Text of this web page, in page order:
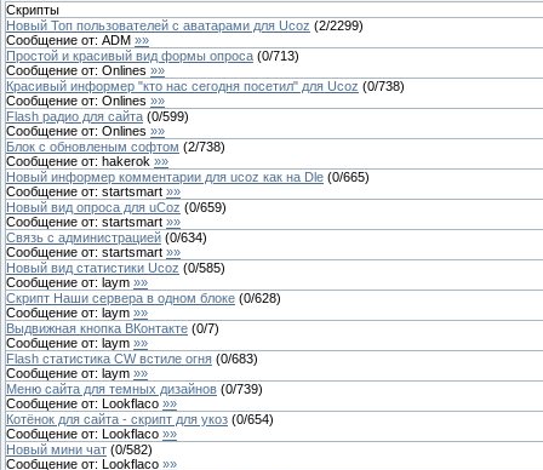
Скрипты
Новый Топ пользователей с аватарами для Ucoz (2/2299)
Сообщение от: ADM »»
Простой и красивый вид формы опроса (0/713)
Сообщение от: Onlines »»
Красивый информер "кто нас сегодня посетил" для Ucoz (0/738)
Сообщение от: Onlines »»
Flash радио для сайта (0/599)
Сообщение от: Onlines »»
Блок с обновленым софтом (2/738)
Сообщение от: hakerok »»
Новый информер комментарии для ucoz как на Dle (0/665)
Сообщение от: startsmart »»
Новый вид опроса для uCoz (0/659)
Сообщение от: startsmart »»
Связь с администрацией (0/634)
Сообщение от: startsmart »»
Новый вид статистики Ucoz (0/585)
Сообщение от: laym »»
Скрипт Наши сервера в одном блоке (0/628)
Сообщение от: laym »»
Выдвижная кнопка ВКонтакте (0/7)
Сообщение от: laym »»
Flash статистика CW встиле огня (0/683)
Сообщение от: laym »»
Меню сайта для темных дизайнов (0/739)
Сообщение от: Lookflaco »»
Котёнок для сайта - скрипт для укоз (0/654)
Сообщение от: Lookflaco »»
Новый мини чат (0/582)
Сообщение от: Lookflaco »»